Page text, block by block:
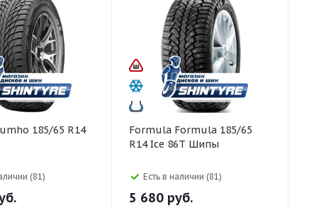
(81)
Formula Formula 185/65
R14 Ice 86T Шипы
Есть в наличии (81)
5 680 руб.